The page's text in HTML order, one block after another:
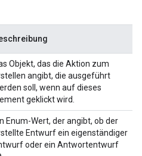
Objekt, das die Aktion zum
angibt, die ausgeführt
soll, wenn auf dieses
geklickt wird.
Enum-Wert, der angibt, ob der
Entwurf ein eigenständiger
oder ein Antwortentwurf